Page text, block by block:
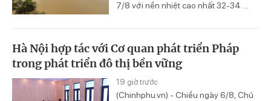
7/8 với nền nhiệt cao nhất 32-34 ...
Hà Nội hợp tác với Cơ quan phát triển Pháp
trong phát triển đô thị bền vững
19 giờ trước
(Chinhphu.vn) - Chiều ngày 6/8, Chủ